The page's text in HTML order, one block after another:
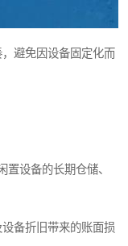
避免因设备固定化而
设备的长期仓储、
备折旧带来的账面损